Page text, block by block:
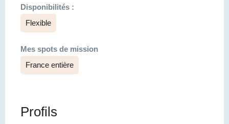
Disponibilités :
Flexible
Mes spots de mission
France entière
Profils